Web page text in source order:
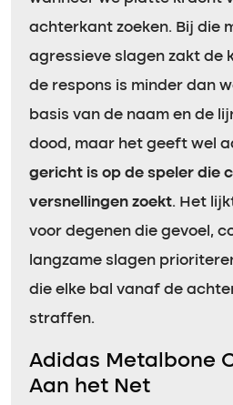
achterkant zoeken. Bij die
agressieve slagen zakt de
de respons is minder dan
basis van de naam en de
dood, maar het geeft wel
gericht is op de speler die
versnellingen zoekt. Het
voor degenen die gevoel,
langzame slagen
die elke bal vanaf de
straffen.
Adidas Metalbone
Aan het Net